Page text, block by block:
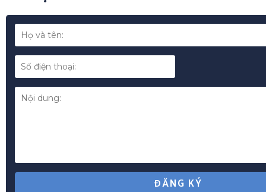
sống sang trọng và đẳng cấp.
Liên hệ ngay với chúng tôi để được tư vấn và
điện thoại ☎️ 0903 128 138
Chúng tôi cam kết sẽ mang đến cho bạn
nhất khi mua bán nhà đất.
Biệt Thự Phú Mỹ Hưng Q7